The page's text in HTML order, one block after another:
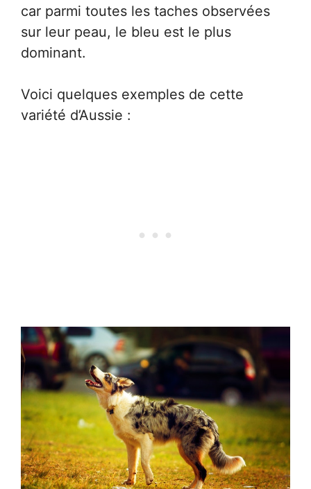
car parmi toutes les taches observées
sur leur peau, le bleu est le plus
dominant.
Voici quelques exemples de cette
variété d’Aussie :